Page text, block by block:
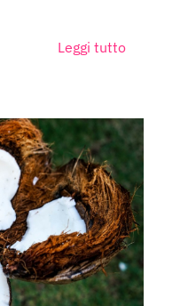
Leggi tutto